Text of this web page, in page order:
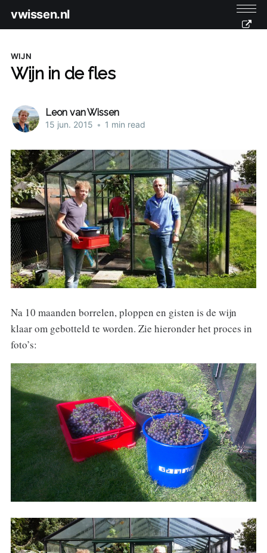
vwissen.nl
WIJN
Wijn in de fles
Leon van Wissen
15 jun. 2015 • 1 min read
Na 10 maanden borrelen, ploppen en gisten is de wijn
klaar om gebotteld te worden. Zie hieronder het proces in
foto’s: